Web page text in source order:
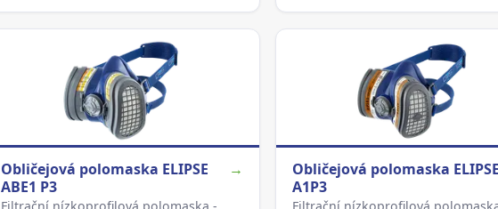
Obličejová polomaska ELIPSE
ABE1 P3
→
Obličejová polomaska ELIPSE
A1P3